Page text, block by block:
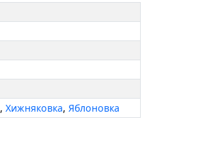
,Хижняковка,Яблоновка